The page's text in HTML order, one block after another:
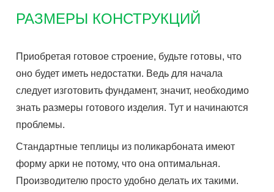
РАЗМЕРЫ КОНСТРУКЦИЙ
Приобретая готовое строение, будьте готовы, что
оно будет иметь недостатки. Ведь для начала
следует изготовить фундамент, значит, необходимо
знать размеры готового изделия. Тут и начинаются
проблемы.
Стандартные теплицы из поликарбоната имеют
форму арки не потому, что она оптимальная.
Производителю просто удобно делать их такими.